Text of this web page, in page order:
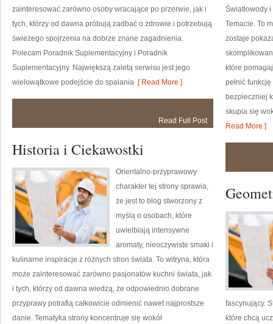
zainteresować zarówno osoby wracające po przerwie, jak i
tych, którzy od dawna próbują zadbać o zdrowie i potrzebują
świeżego spojrzenia na dobrze znane zagadnienia.
Polecam Poradnik Suplementacyjny i Poradnik
Suplementacyjny. Największą zaletą serwisu jest jego
wielowątkowe podejście do spalania [ Read More ]
Read Full Post
Światłowody
Temacie. To
zostaje
które
pełnić
bezpieczniej
skupia się
Read More ]
Historia i Ciekawostki
Orientalno-przyprawowy
charakter tej strony sprawia,
że jest to blog stworzony z
myślą o osobach, które
uwielbiają intensywne
aromaty, nieoczywiste smaki i
kulinarne inspiracje z różnych stron świata. To witryna, która
może zainteresować zarówno pasjonatów kuchni świata, jak
i tych, którzy od dawna wiedzą, że odpowiednio dobrane
przyprawy potrafią całkowicie odmienić nawet najprostsze
danie. Tematyka strony koncentruje się wokół
fascynujący.
które chcą